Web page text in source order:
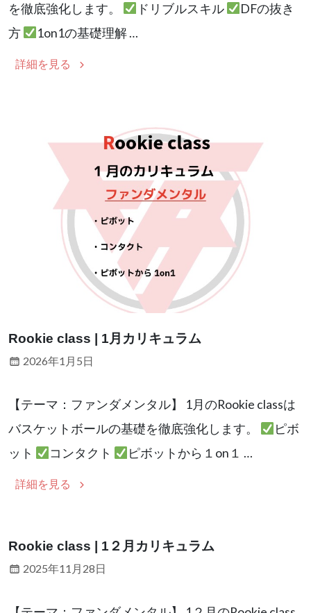
を徹底強化します。
ドリブルスキル
DFの抜き
方
1on1の基礎理解 …
詳細を見る
Rookie class | 1月カリキュラム
2026年1月5日
【テーマ：ファンダメンタル】 1月のRookie classは
バスケットボールの基礎を徹底強化します。
ピボ
ット
コンタクト ピボットから１on１ …
詳細を見る
Rookie class | 1２月カリキュラム
2025年11月28日